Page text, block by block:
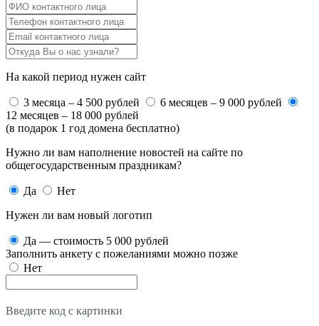
На какой период нужен сайт
3 месяца – 4 500 рублей
6 месяцев – 9 000 рублей
12 месяцев – 18 000 рублей
(в подарок 1 год домена бесплатно)
Нужно ли вам наполнение новостей на сайте по
общегосударственным праздникам?
Да
Нет
Нужен ли вам новый логотип
Да — стоимость 5 000 рублей
Заполнить анкету с пожеланиями можно позже
Нет
Введите код с картинки